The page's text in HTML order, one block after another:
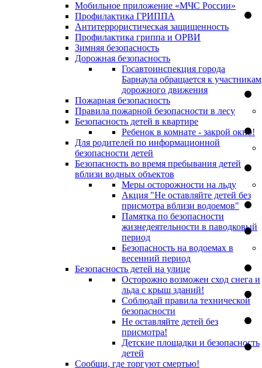
Мобильное приложение «МЧС России»
Профилактика ГРИППА
Антитеррористическая защищенность
Профилактика гриппа и ОРВИ
Зимняя безопасность
Дорожная безопасность
Госавтоинспекция города
Барнаула обращается к участникам
дорожного движения
Пожарная безопасность
Правила пожарной безопасности в лесу
Безопасность детей в квартире
Ребенок в комнате - закрой окно!
Для родителей по информационной
безопасности детей
Безопасность во время пребывания детей
вблизи водных объектов
Меры осторожности на льду
Акция "Не оставляйте детей без
присмотра вблизи водоемов"
Памятка по безопасности
жизнедеятельности в паводковый
период
Безопасность на водоемах в
весенний период
Безопасность детей на улице
Осторожно возможен сход снега и
льда с крыш зданий!
Соблюдай правила технической
безопасности
Не оставляйте детей без
присмотра!
Детские площадки и безопасность
детей
Сообщи, где торгуют смертью!